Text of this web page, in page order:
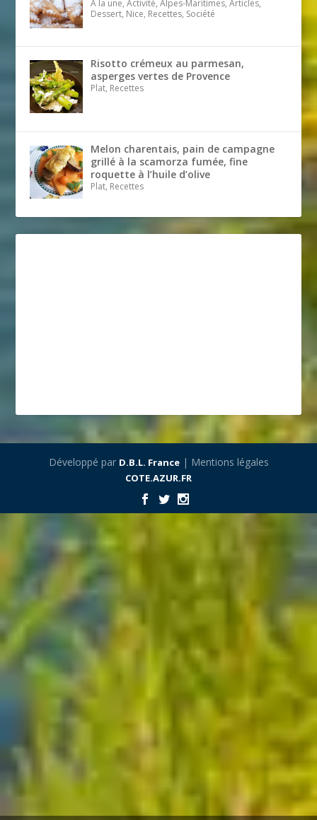
A la une, Activité, Alpes-Maritimes, Articles,
Dessert, Nice, Recettes, Société
Risotto crémeux au parmesan,
asperges vertes de Provence
Plat, Recettes
Melon charentais, pain de campagne
grillé à la scamorza fumée, fine
roquette à l’huile d’olive
Plat, Recettes
Développé par D.B.L. France| Mentions légales
COTE.AZUR.FR